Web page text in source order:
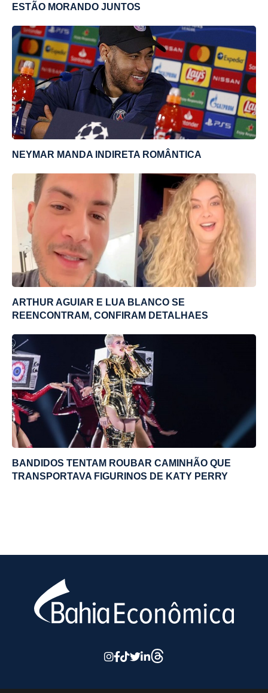
ESTÃO MORANDO JUNTOS
NEYMAR MANDA INDIRETA ROMÂNTICA
ARTHUR AGUIAR E LUA BLANCO SE
REENCONTRAM, CONFIRAM DETALHAES
BANDIDOS TENTAM ROUBAR CAMINHÃO QUE
TRANSPORTAVA FIGURINOS DE KATY PERRY